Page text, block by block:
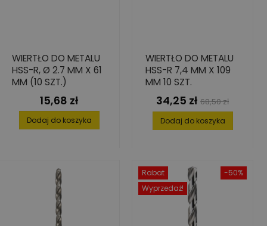
WIERTŁO DO METALU
HSS-R, Ø 2.7 MM X 61
MM (10 SZT.)
Cena
15,68 zł
Dodaj do koszyka
WIERTŁO DO METALU
HSS-R 7,4 MM X 109
MM 10 SZT.
Cena
34,25 zł Cena
podstawowa
68,50 zł
Dodaj do koszyka
-50%
Rabat
Wyprzedaż!